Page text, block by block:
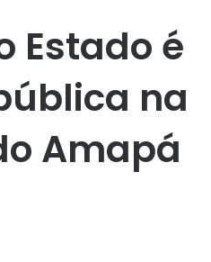
Estado é
na
Amapá